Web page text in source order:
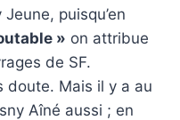
puisqu’en
» on attribue
de SF.
doute. Mais il y a au
Aîné aussi ; en